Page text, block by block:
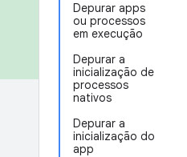
Depurar apps
ou processos
em execução
Depurar a
inicialização de
processos
nativos
Depurar a
inicialização do
app